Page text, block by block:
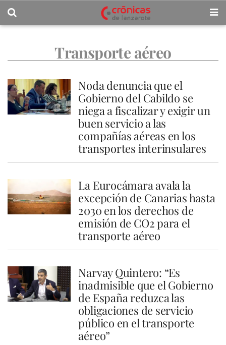
Transporte aéreo
Noda denuncia que el
Gobierno del Cabildo se
niega a fiscalizar y exigir un
buen servicio a las
compañías aéreas en los
transportes interinsulares
La Eurocámara avala la
excepción de Canarias hasta
2030 en los derechos de
emisión de CO2 para el
transporte aéreo
Narvay Quintero: “Es
inadmisible que el Gobierno
de España reduzca las
obligaciones de servicio
público en el transporte
aéreo”